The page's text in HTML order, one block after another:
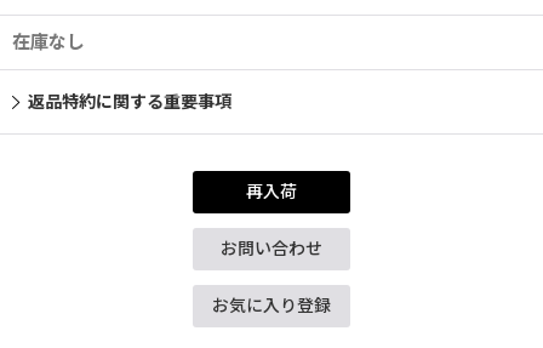
在庫なし
返品特約に関する重要事項
再入荷
お問い合わせ
お気に入り登録